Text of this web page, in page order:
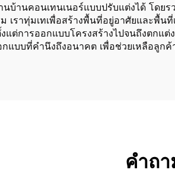
นบ้านคอนเทนเนอร์แบบปรับแต่งได้ โด
เราทุ่มเทเพื่อสร้างพื้นที่อยู่อาศัยและพื้
แต่การออกแบบโครงสร้างไปจนถึงตก
แบบที่คำนึงถึงอนาคต เพื่อช่วยเหลือลู
คำถ